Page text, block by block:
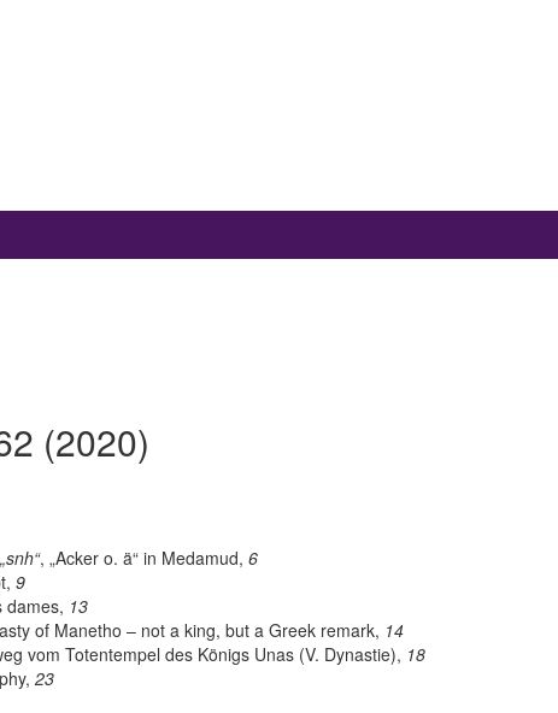
(2020)
„snh“, „Acker o. ä“ in Medamud, 6
9
dames, 13
of Manetho – not a king, but a Greek remark, 14
vom Totentempel des Königs Unas (V. Dynastie), 18
23